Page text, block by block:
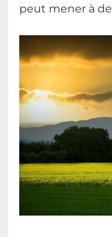
peut mener à